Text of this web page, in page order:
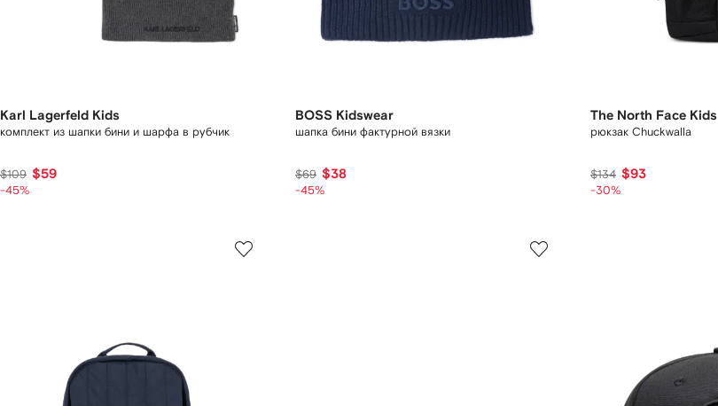
Karl Lagerfeld Kids
комплект из шапки бини и шарфа в рубчик
$109 $59
-45%
BOSS Kidswear
шапка бини фактурной вязки
$69 $38
-45%
The North Face Kids
рюкзак Chuckwalla
$134 $93
-30%